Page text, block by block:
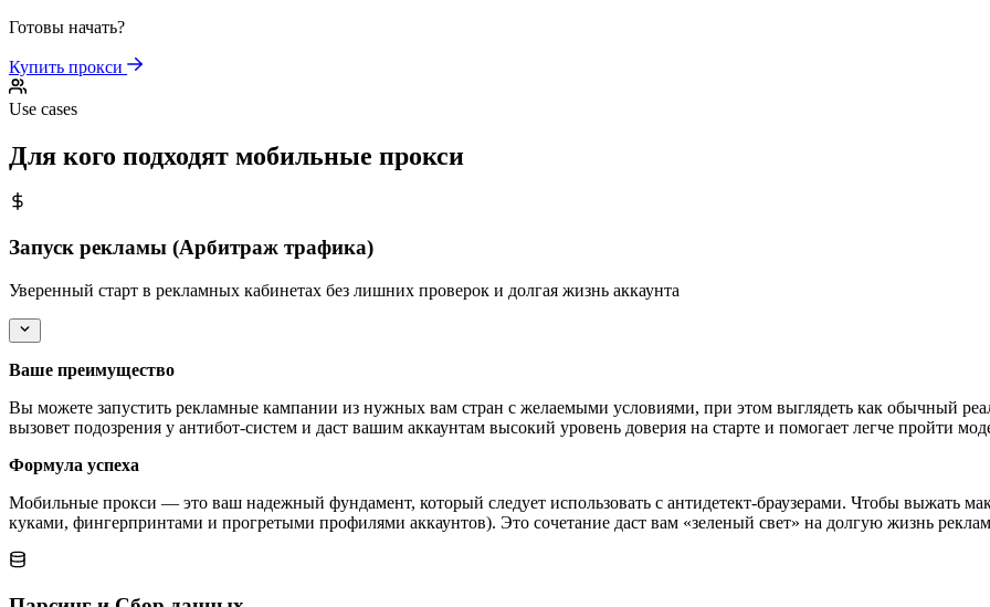
Готовы начать?
Купить прокси
Use cases
Для кого подходят мобильные прокси
Запуск рекламы (Арбитраж трафика)
Уверенный старт в рекламных кабинетах без лишних проверок и долгая жизнь аккаунта
Ваше преимущество
Вы можете запустить рекламные кампании из нужных вам стран с желаемыми условиями, при этом выглядеть как обычный
вызовет подозрения у антибот-систем и даст вашим аккаунтам высокий уровень доверия на старте и помогает легче пройти
Формула успеха
Мобильные прокси — это ваш надежный фундамент, который следует использовать с антидетект-браузерами. Чтобы выжать
куками, фингерпринтами и прогретыми профилями аккаунтов). Это сочетание даст вам «зеленый свет» на долгую жизнь